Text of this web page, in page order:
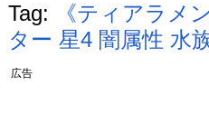
Tag:
《ティアラメ
ター 星4 闇属性 水
広告